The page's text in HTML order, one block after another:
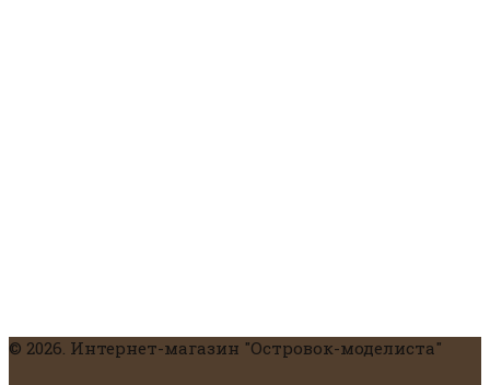
© 2026. Интернет-магазин "Островок-моделиста"